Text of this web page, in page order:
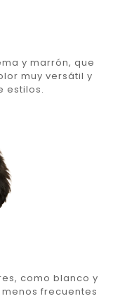
y marrón, que
muy versátil y
estilos.
como blanco y
frecuentes